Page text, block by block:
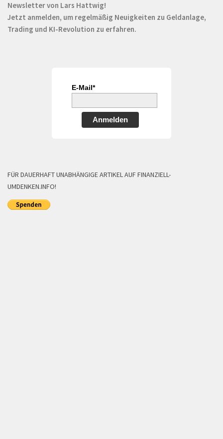
Newsletter von Lars Hattwig!
Jetzt anmelden, um regelmäßig Neuigkeiten zu Geldanlage,
Trading und KI-Revolution zu erfahren.
E-Mail*
Anmelden
FÜR DAUERHAFT UNABHÄNGIGE ARTIKEL AUF FINANZIELL-
UMDENKEN.INFO!